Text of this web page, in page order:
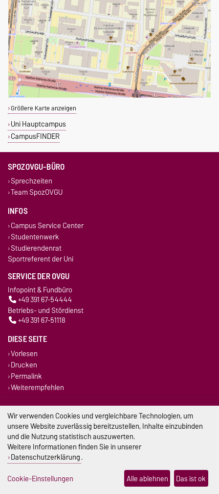
Größere Karte anzeigen
Uni Hauptcampus
CampusFINDER
SPOZOVGU-BÜRO
Sprechzeiten
Team SpozOVGU
INFOS
Campus Service Center
Studentenwerk
Studierendenrat
Sportreferent der Uni
SERVICE DER OVGU
Infopoint & Fundbüro
+49 391 67-54444
Betriebs- und Stördienst
+49 391 67-51118
DIESE SEITE
Vorlesen
Drucken
Permalink
Weiterempfehlen
Impressum
Datenschutz
Barrierefreiheit
Cookie-Einstellungen
Wir verwenden Cookies und vergleichbare Technologien, um
unsere Website zuverlässig bereitzustellen, Inhalte einzubinden
und die Nutzung statistisch auszuwerten.
Weitere Informationen finden Sie in unserer
Datenschutzerklärung.
Cookie-Einstellungen
Alle ablehnen Das ist ok